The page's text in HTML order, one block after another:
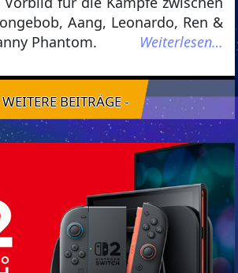
Aang, Leonardo, Ren &
Phantom.
Weiterlesen…
BEITRÄGE -